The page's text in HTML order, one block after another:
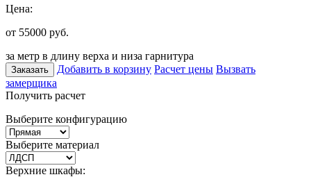
Цена:
от 55000 руб.
за метр в длину верха и низа гарнитура
Заказать Добавить в корзину Расчет цены Вызвать
замерщика
Получить расчет
Выберите конфигурацию
Выберите материал
Верхние шкафы: